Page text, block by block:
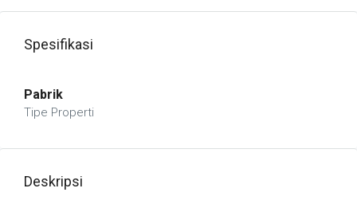
Spesifikasi
Pabrik
Tipe Properti
Deskripsi